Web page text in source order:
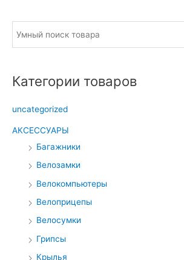
Категории товаров
uncategorized
АКСЕССУАРЫ
Багажники
Велозамки
Велокомпьютеры
Велоприцепы
Велосумки
Грипсы
Крылья